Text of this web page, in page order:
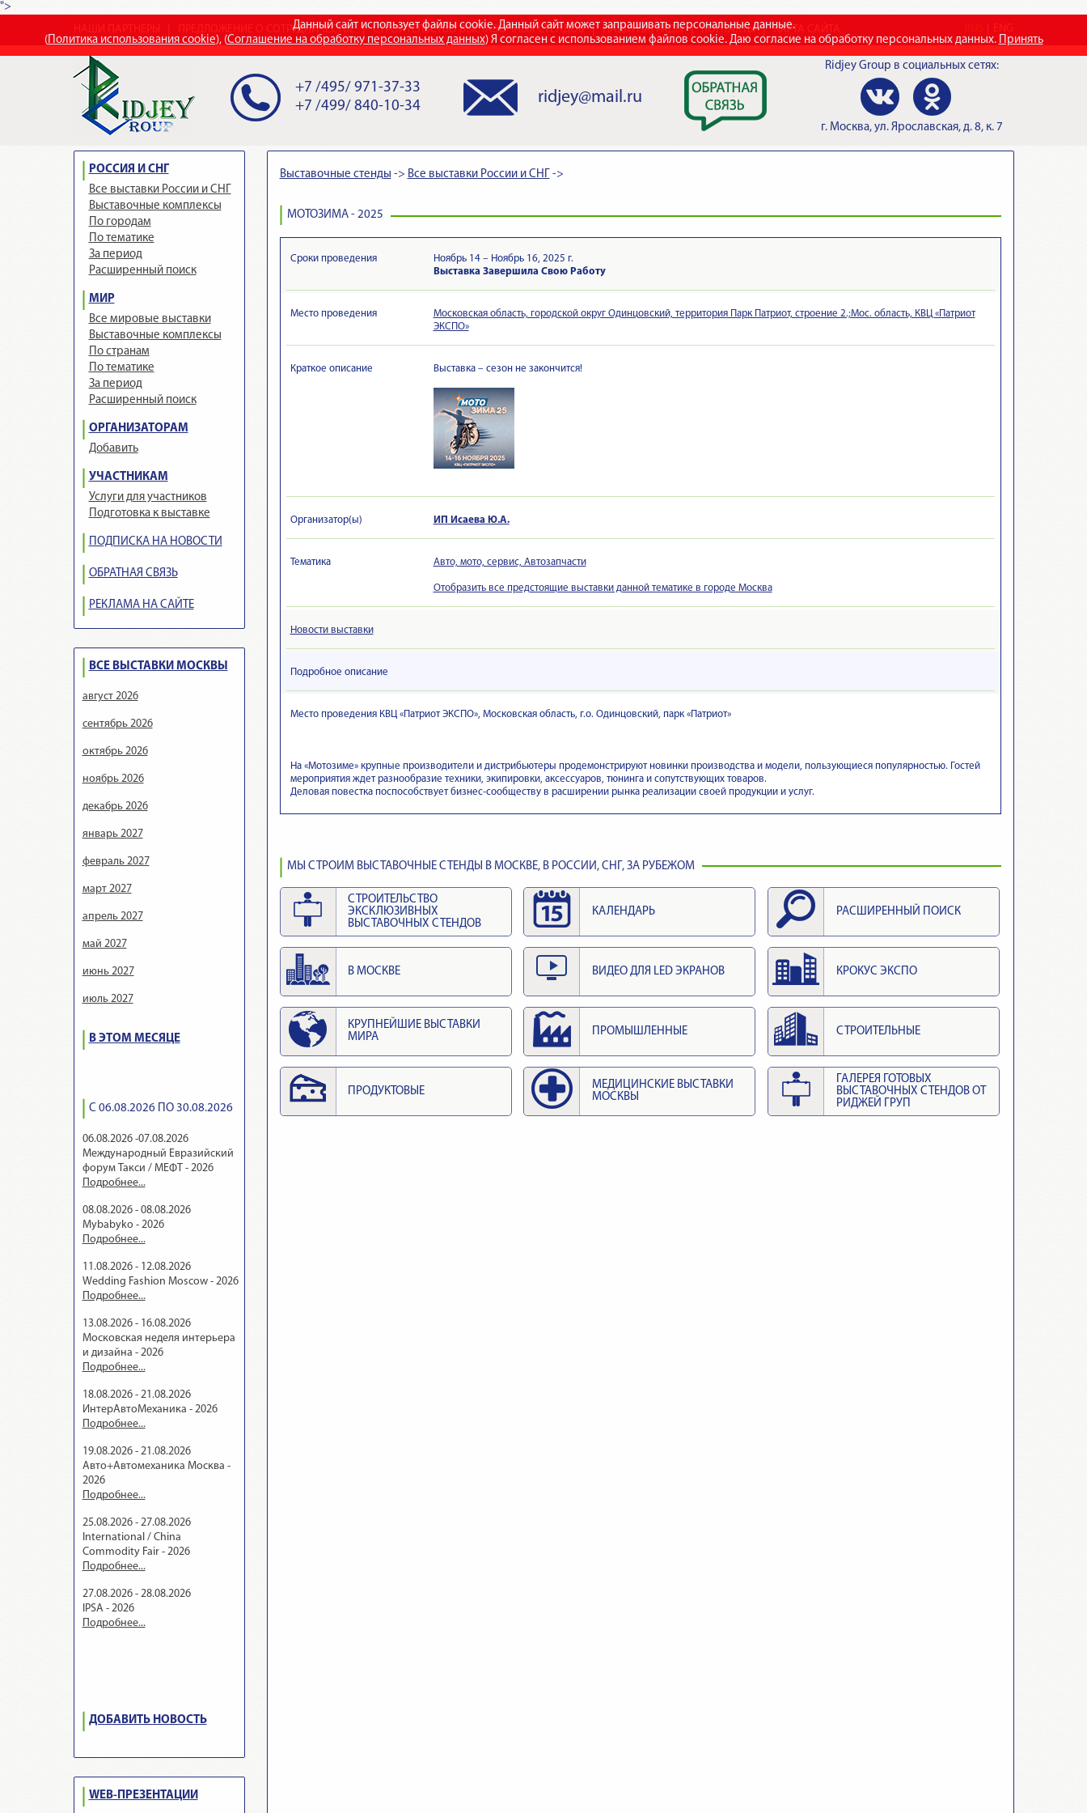
">
Данный сайт использует файлы cookie. Данный сайт может запрашивать персональные данные.
(Политика использования cookie), (Соглашение на обработку персональных данных) Я согласен с использованием файлов cookie. Даю согласие на обработку персональных данных. Принять
ПРЕДЛОЖЕНИЕ О СОТРУДНИЧЕСТВЕ СТРОИТЕЛЬСТВО ВЫСТАВОЧНЫХ СТЕНДОВ НАШИ НАГРАДЫ КОНТАКТЫ КАРТА САЙТА
+7 /495/ 971-37-33
+7 /499/ 840-10-34
ridjey@mail.ru
Ridjey Group в социальных сетях:
г. Москва, ул. Ярославская, д. 8, к. 7
РОССИЯ И СНГ
Все выставки России и СНГ
Выставочные комплексы
По городам
По тематике
За период
Расширенный поиск
МИР
Все мировые выставки
Выставочные комплексы
По странам
По тематике
За период
Расширенный поиск
ОРГАНИЗАТОРАМ
Добавить
УЧАСТНИКАМ
Услуги для участников
Подготовка к выставке
ПОДПИСКА НА НОВОСТИ
ОБРАТНАЯ СВЯЗЬ
РЕКЛАМА НА САЙТЕ
ВСЕ ВЫСТАВКИ МОСКВЫ
август 2026
сентябрь 2026
октябрь 2026
ноябрь 2026
декабрь 2026
январь 2027
февраль 2027
март 2027
апрель 2027
май 2027
июнь 2027
июль 2027
В ЭТОМ МЕСЯЦЕ
С 06.08.2026 ПО 30.08.2026
06.08.2026 -07.08.2026
Международный Евразийский
форум Такси / МЕФТ - 2026
Подробнее...
08.08.2026 - 08.08.2026
Mybabyko - 2026
Подробнее...
11.08.2026 - 12.08.2026
Wedding Fashion Moscow - 2026
Подробнее...
13.08.2026 - 16.08.2026
Московская неделя интерьера
и дизайна - 2026
Подробнее...
18.08.2026 - 21.08.2026
ИнтерАвтоМеханика - 2026
Подробнее...
19.08.2026 - 21.08.2026
Авто+Автомеханика Москва -
2026
Подробнее...
25.08.2026 - 27.08.2026
International / China
Commodity Fair - 2026
Подробнее...
27.08.2026 - 28.08.2026
IPSA - 2026
Подробнее...
ДОБАВИТЬ НОВОСТЬ
WEB-ПРЕЗЕНТАЦИИ
Выставочные стенды -> Все выставки России и СНГ ->
МОТОЗИМА - 2025
Сроки проведения
Ноябрь 14 – Ноябрь 16, 2025 г.
Выставка Завершила Свою Работу
Место проведения
Московская область, городской округ Одинцовский, территория Парк Патриот, строение 2.;Мос. область, КВЦ «Патриот
ЭКСПО»
Краткое описание Выставка – сезон не закончится!
Организатор(ы) ИП Исаева Ю.А.
Тематика Авто, мото, сервис, Автозапчасти
Отобразить все предстоящие выставки данной тематике в городе Москва
Новости выставки
Подробное описание
Место проведения КВЦ «Патриот ЭКСПО», Московская область, г.о. Одинцовский, парк «Патриот»
На «Мотозиме» крупные производители и дистрибьютеры продемонстрируют новинки производства и модели, пользующиеся популярностью. Гостей
мероприятия ждет разнообразие техники, экипировки, аксессуаров, тюнинга и сопутствующих товаров.
Деловая повестка поспособствует бизнес-сообществу в расширении рынка реализации своей продукции и услуг.
МЫ СТРОИМ ВЫСТАВОЧНЫЕ СТЕНДЫ В МОСКВЕ, В РОССИИ, СНГ, ЗА РУБЕЖОМ
СТРОИТЕЛЬСТВО
ЭКСКЛЮЗИВНЫХ
ВЫСТАВОЧНЫХ СТЕНДОВ
КАЛЕНДАРЬ РАСШИРЕННЫЙ ПОИСК
В МОСКВЕ ВИДЕО ДЛЯ LED ЭКРАНОВ КРОКУС ЭКСПО
КРУПНЕЙШИЕ ВЫСТАВКИ
МИРА
ПРОМЫШЛЕННЫЕ СТРОИТЕЛЬНЫЕ
ПРОДУКТОВЫЕ
МЕДИЦИНСКИЕ ВЫСТАВКИ
МОСКВЫ
ГАЛЕРЕЯ ГОТОВЫХ
ВЫСТАВОЧНЫХ СТЕНДОВ ОТ
РИДЖЕЙ ГРУП